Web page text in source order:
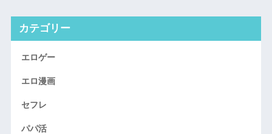
カテゴリー
エロゲー
エロ漫画
セフレ
パパ活